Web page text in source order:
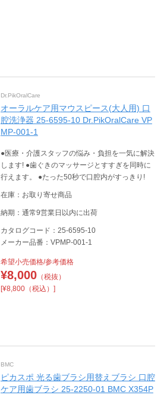
Dr.PikOralCare
オーラルケア用マウスピース(大人用) 口
腔洗浄器 25-6595-10 Dr.PikOralCare VP
MP-001-1
●医療・介護スタッフの悩み・負担を⼀気に解決
します! ●⻭ぐきのマッサージとすすぎを同時に
⾏えます。 ●たった50秒で⼝腔内がすっきり!
在庫：お取り寄せ商品
納期：通常9営業日以内に出荷
カタログコード：25-6595-10
メーカー品番：VPMP-001-1
希望小売価格/参考価格
¥8,000（税抜）
[¥8,800（税込）]
BMC
ピカスポ 光る歯ブラシ用替えブラシ 口腔
ケア用歯ブラシ 25-2250-01 BMC X354P